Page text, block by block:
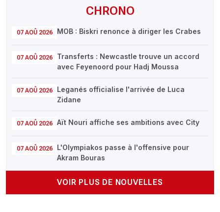
CHRONO
07 AOÛ 2026 MOB : Biskri renonce à diriger les Crabes
07 AOÛ 2026
Transferts : Newcastle trouve un accord
avec Feyenoord pour Hadj Moussa
07 AOÛ 2026
Leganés officialise l'arrivée de Luca
Zidane
07 AOÛ 2026 Aït Nouri affiche ses ambitions avec City
07 AOÛ 2026
L'Olympiakos passe à l'offensive pour
Akram Bouras
VOIR PLUS DE NOUVELLES